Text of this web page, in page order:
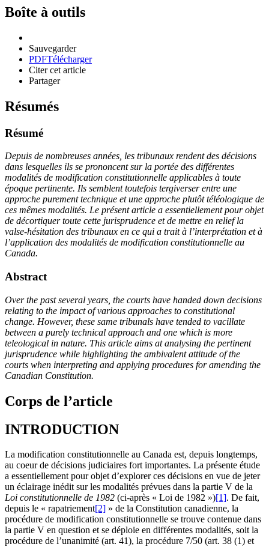
Boîte à outils
Sauvegarder
PDFTélécharger
Citer cet article
Partager
Résumés
Résumé
Depuis de nombreuses années, les tribunaux rendent des décisions
dans lesquelles ils se prononcent sur la portée des différentes
modalités de modification constitutionnelle applicables à toute
époque pertinente. Ils semblent toutefois tergiverser entre une
approche purement technique et une approche plutôt téléologique de
ces mêmes modalités. Le présent article a essentiellement pour objet
de décortiquer toute cette jurisprudence et de mettre en relief la
valse-hésitation des tribunaux en ce qui a trait à l’interprétation et à
l’application des modalités de modification constitutionnelle au
Canada.
Abstract
Over the past several years, the courts have handed down decisions
relating to the impact of various approaches to constitutional
change. However, these same tribunals have tended to vacillate
between a purely technical approach and one which is more
teleological in nature. This article aims at analysing the pertinent
jurisprudence while highlighting the ambivalent attitude of the
courts when interpreting and applying procedures for amending the
Canadian Constitution.
Corps de l’article
INTRODUCTION
La modification constitutionnelle au Canada est, depuis longtemps,
au coeur de décisions judiciaires fort importantes. La présente étude
a essentiellement pour objet d’explorer ces décisions en vue de jeter
un éclairage inédit sur les modalités prévues dans la partie V de la
Loi constitutionnelle de 1982 (ci-après « Loi de 1982 »)[1]. De fait,
depuis le « rapatriement[2] » de la Constitution canadienne, la
procédure de modification constitutionnelle se trouve contenue dans
la partie V en question et se déploie en différentes modalités, soit la
procédure de l’unanimité (art. 41), la procédure 7/50 (art. 38 (1) et